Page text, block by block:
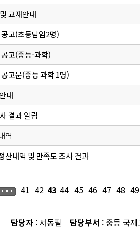
교재안내
고(초등담임2명)
고(중등-과학)
고문(중등 과학 1명)
내
결과 알림
역
산내역 및 만족도 조사 결과
41 42 43 44 45 46 47 48 49
담당자 : 서동필 담당부서 : 중등 국